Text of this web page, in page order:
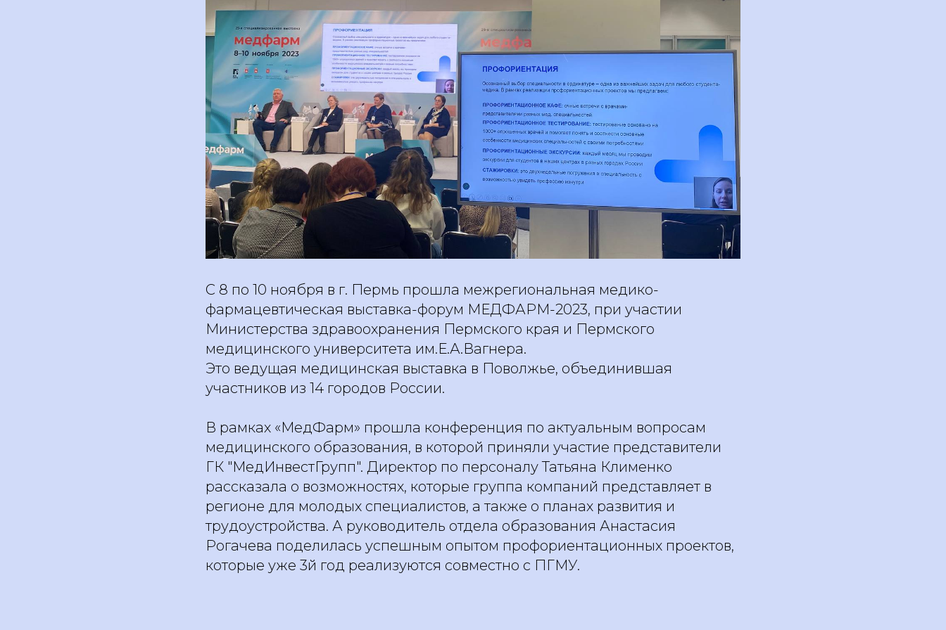
С 8 по 10 ноября в г. Пермь прошла межрегиональная медико-
фармацевтическая выставка-форум МЕДФАРМ-2023, при участии
Министерства здравоохранения Пермского края и Пермского
медицинского университета им.Е.А.Вагнера.
Это ведущая медицинская выставка в Поволжье, объединившая
участников из 14 городов России.
В рамках «МедФарм» прошла конференция по актуальным вопросам
медицинского образования, в которой приняли участие представители
ГК "МедИнвестГрупп". Директор по персоналу Татьяна Клименко
рассказала о возможностях, которые группа компаний представляет в
регионе для молодых специалистов, а также о планах развития и
трудоустройства. А руководитель отдела образования Анастасия
Рогачева поделилась успешным опытом профориентационных проектов,
которые уже 3й год реализуются совместно с ПГМУ.